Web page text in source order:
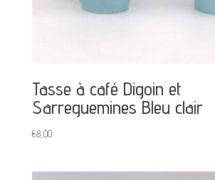
Tasse à café Digoin et
Sarreguemines Bleu clair
€8,00